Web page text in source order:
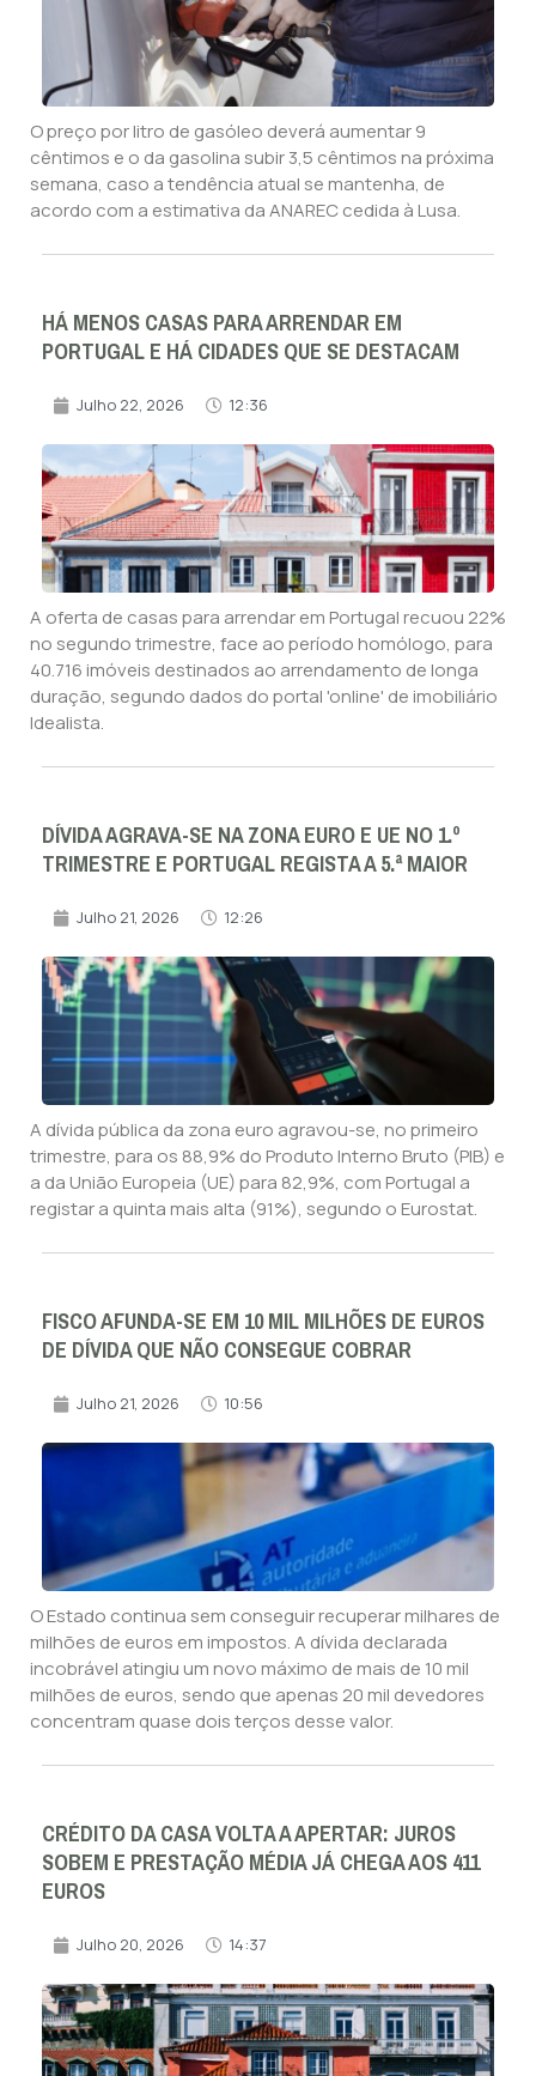
O preço por litro de gasóleo deverá aumentar 9
cêntimos e o da gasolina subir 3,5 cêntimos na próxima
semana, caso a tendência atual se mantenha, de
acordo com a estimativa da ANAREC cedida à Lusa.
HÁ MENOS CASAS PARA ARRENDAR EM
PORTUGAL E HÁ CIDADES QUE SE DESTACAM
Julho 22, 2026 12:36
A oferta de casas para arrendar em Portugal recuou 22%
no segundo trimestre, face ao período homólogo, para
40.716 imóveis destinados ao arrendamento de longa
duração, segundo dados do portal 'online' de imobiliário
Idealista.
DÍVIDA AGRAVA-SE NA ZONA EURO E UE NO 1.º
TRIMESTRE E PORTUGAL REGISTA A 5.ª MAIOR
Julho 21, 2026 12:26
A dívida pública da zona euro agravou-se, no primeiro
trimestre, para os 88,9% do Produto Interno Bruto (PIB) e
a da União Europeia (UE) para 82,9%, com Portugal a
registar a quinta mais alta (91%), segundo o Eurostat.
FISCO AFUNDA-SE EM 10 MIL MILHÕES DE EUROS
DE DÍVIDA QUE NÃO CONSEGUE COBRAR
Julho 21, 2026 10:56
O Estado continua sem conseguir recuperar milhares de
milhões de euros em impostos. A dívida declarada
incobrável atingiu um novo máximo de mais de 10 mil
milhões de euros, sendo que apenas 20 mil devedores
concentram quase dois terços desse valor.
CRÉDITO DA CASA VOLTA A APERTAR: JUROS
SOBEM E PRESTAÇÃO MÉDIA JÁ CHEGA AOS 411
EUROS
Julho 20, 2026 14:37